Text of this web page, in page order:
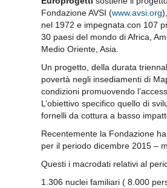
Fondazione AVSI (www.avsi.org
nel 1972 e impegnata con 107
30 paesi del mondo di Africa,
Medio Oriente, Asia.
Un progetto, della durata
povertà negli insediamenti di
condizioni promuovendo
L’obiettivo specifico quello di
fornelli da cottura a basso
Recentemente la Fondazione
per il periodo dicembre 2015 –
Questi i macrodati relativi al
1.306 nuclei familiari ( 8.000